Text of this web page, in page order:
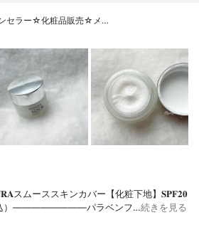
セラー☆化粧品販売☆メ…
ーススキンカバー【化粧下地】𝐒𝐏𝐅𝟐𝟎
込）⁡————————パラベンフ…続きを見る